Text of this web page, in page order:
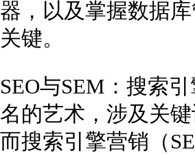
器，以及掌握数据
关键。
SEO与SEM：搜索
名的艺术，涉及关
而搜索引擎营销（